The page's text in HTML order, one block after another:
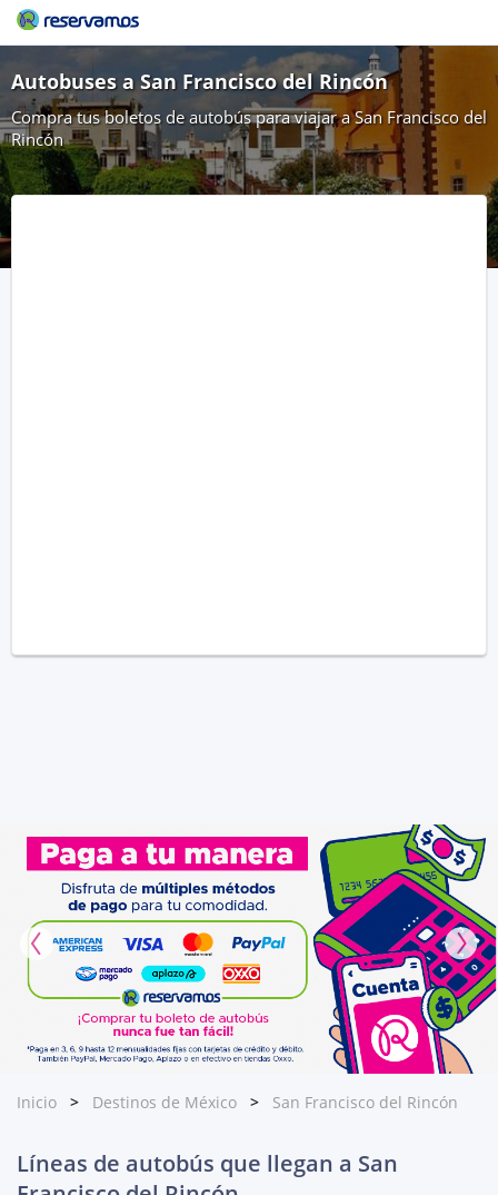
Autobuses a San Francisco del Rincón
Compra tus boletos de autobús para viajar a San Francisco del
Rincón
Inicio Destinos de México San Francisco del Rincón
Líneas de autobús que llegan a San